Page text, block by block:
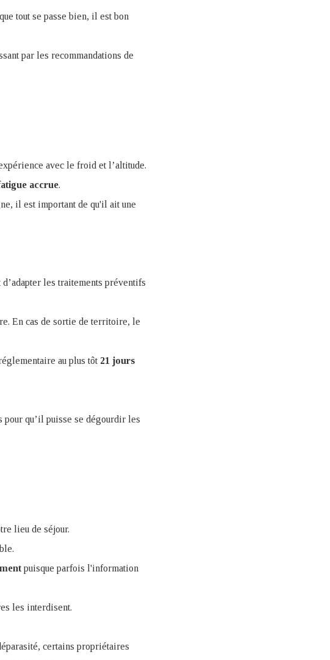
tout se passe bien, il est bon
par les recommandations de
avec le froid et l’altitude.
accrue.
il est important de qu'il ait une
d’adapter les traitements préventifs
En cas de sortie de territoire, le
au plus tôt 21 jours
pour qu’il puisse se dégourdir les
lieu de séjour.
puisque parfois l'information
les interdisent.
certains propriétaires